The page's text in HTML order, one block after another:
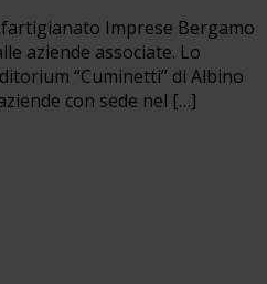
Imprese Bergamo
aziende associate. Lo
“Cuminetti” di Albino
con sede nel […]